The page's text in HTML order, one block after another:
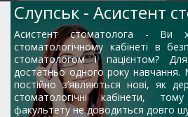
Слупськ - Асистент
Асистент стоматолога - Ви
стоматологічному кабінеті в
стоматологом і пацієнтом? Для
достатньо одного року навчання.
постійно з’являються нові, як
стоматологічні кабінети,
факультету не доводиться довго